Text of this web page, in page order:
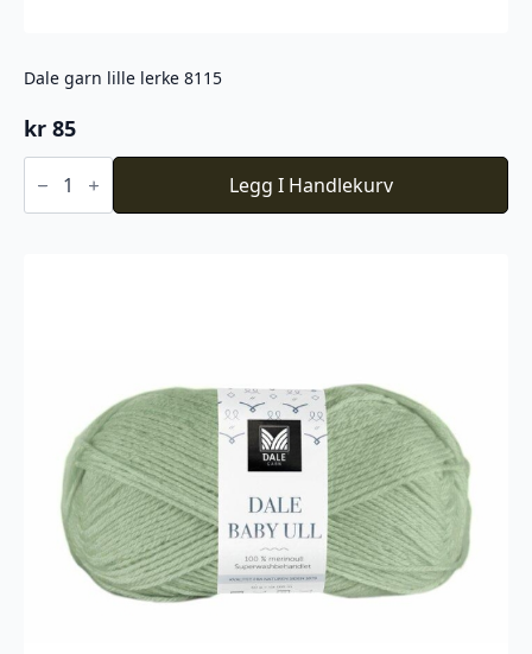
Dale garn lille lerke 8115
kr 85
Dale
garn
lerke
Legg I Handlekurv